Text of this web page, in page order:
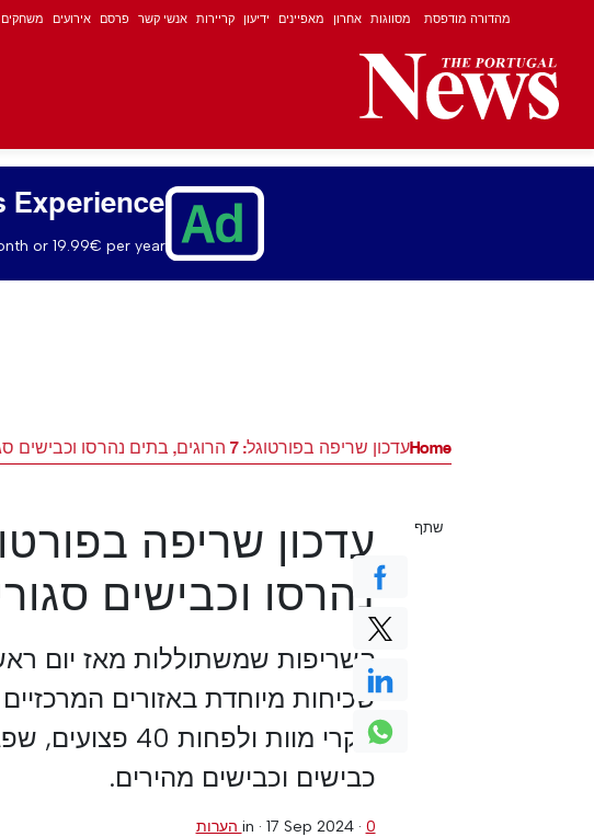
מהדורה מודפסת מסווגות אחרון מאפיינים ידיעון קריירות אנשי קשר פרסם אירועים משחקים
Experience
or 19.99€ per year.
Homeעדכון שריפה בפורטוגל: 7 הרוגים, בתים נהרסו וכבישים סגורים
נהרסו וכבישים
השריפות שמשתוללות מאז יום
שכיחות מיוחדת באזורים
מקרי מוות
כבישים וכבישים מהירים.
in · 17 Sep 2024· 0 הערות
שתף